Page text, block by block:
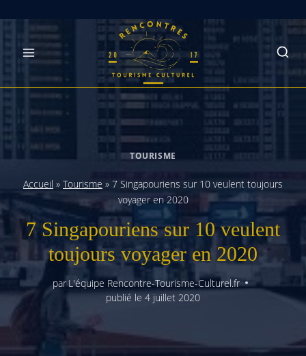
content
TOURISME
Accueil » Tourisme » 7 Singapouriens sur 10 veulent toujours
voyager en 2020
7 Singapouriens sur 10 veulent
toujours voyager en 2020
parL'équipe Rencontre-Tourisme-Culturel.fr
publié le 4 juillet 2020